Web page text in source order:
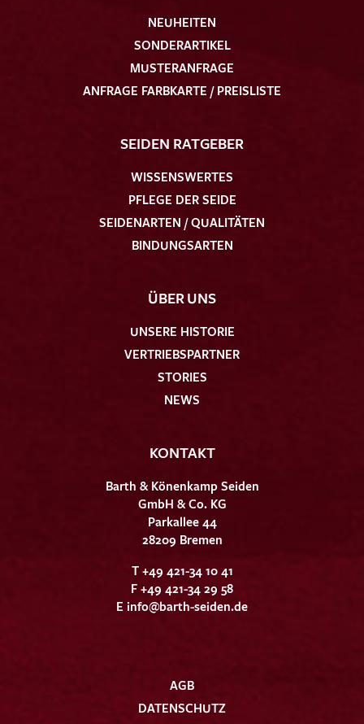
NEUHEITEN
SONDERARTIKEL
MUSTERANFRAGE
ANFRAGE FARBKARTE / PREISLISTE
SEIDEN RATGEBER
WISSENSWERTES
PFLEGE DER SEIDE
SEIDENARTEN / QUALITÄTEN
BINDUNGSARTEN
ÜBER UNS
UNSERE HISTORIE
VERTRIEBSPARTNER
STORIES
NEWS
KONTAKT
Barth & Könenkamp Seiden
GmbH & Co. KG
Parkallee 44
28209 Bremen
T +49 421-34 10 41
F +49 421-34 29 58
E info@barth-seiden.de
AGB
DATENSCHUTZ